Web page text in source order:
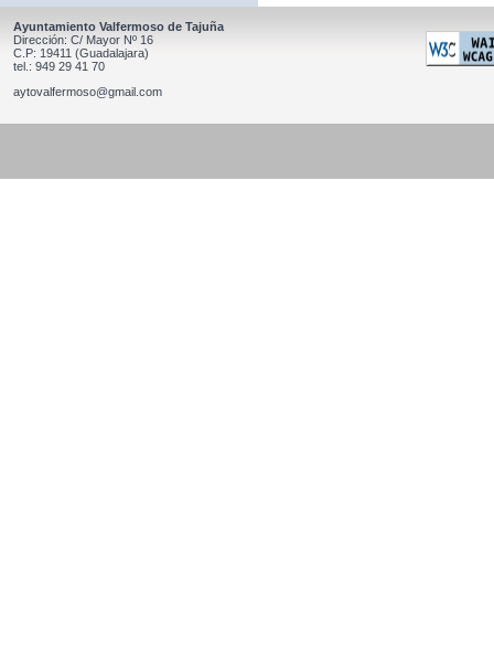
Ayuntamiento Valfermoso de Tajuña
Dirección: C/ Mayor Nº 16
C.P: 19411 (Guadalajara)
tel.: 949 29 41 70
aytovalfermoso@gmail.com